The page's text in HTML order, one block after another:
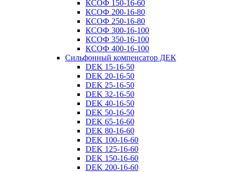
КСОФ 150-16-60
КСОФ 200-16-80
КСОФ 250-16-80
КСОФ 300-16-100
КСОФ 350-16-100
КСОФ 400-16-100
Сильфонный компенсатор ДЕК
DEK 15-16-50
DEK 20-16-50
DEK 25-16-50
DEK 32-16-50
DEK 40-16-50
DEK 50-16-50
DEK 65-16-60
DEK 80-16-60
DEK 100-16-60
DEK 125-16-60
DEK 150-16-60
DEK 200-16-60